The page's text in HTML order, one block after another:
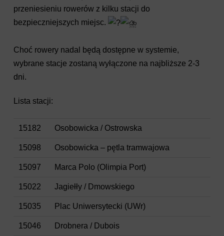
przeniesieniu rowerów z kilku stacji do
bezpieczniejszych miejsc.
Choć rowery nadal będą dostępne w systemie,
wybrane stacje zostaną wyłączone na najbliższe 2-3
dni.
Lista stacji:
15182 Osobowicka / Ostrowska
15098 Osobowicka – pętla tramwajowa
15097 Marca Polo (Olimpia Port)
15022 Jagiełły / Dmowskiego
15035 Plac Uniwersytecki (UWr)
15046 Drobnera / Dubois